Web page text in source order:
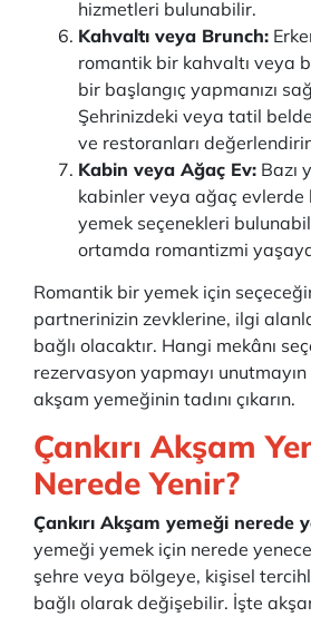
hizmetleri bulunabilir.
Kahvaltı veya Brunch:
romantik bir kahvaltı veya
bir başlangıç yapmanızı
Şehrinizdeki veya tatil
ve restoranları
Kabin veya Ağaç Ev: Bazı
kabinler veya ağaç evlerde
yemek seçenekleri
ortamda romantizmi
Romantik bir yemek için
partnerinizin zevklerine, ilgi
bağlı olacaktır. Hangi mekânı
rezervasyon yapmayı
akşam yemeğinin tadını çıkarın.
Çankırı Akşam
Nerede Yenir?
Çankırı Akşam yemeği nerede
yemeği yemek için nerede
şehre veya bölgeye, kişisel
bağlı olarak değişebilir. İşte